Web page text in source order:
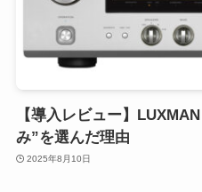
【導入レビュー】
み”を選んだ理由
2025年8月10日